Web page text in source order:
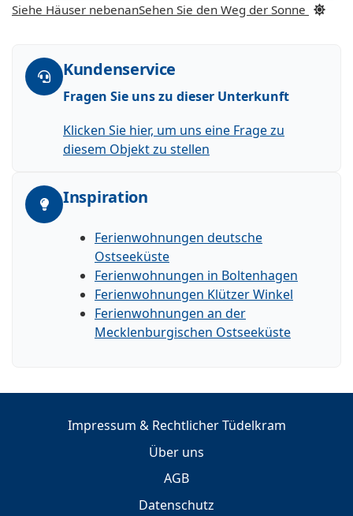
Siehe Häuser nebenanSehen Sie den Weg der Sonne
Kundenservice
Fragen Sie uns zu dieser Unterkunft
Klicken Sie hier, um uns eine Frage zu
diesem Objekt zu stellen
Inspiration
Ferienwohnungen deutsche
Ostseeküste
Ferienwohnungen in Boltenhagen
Ferienwohnungen Klützer Winkel
Ferienwohnungen an der
Mecklenburgischen Ostseeküste
Impressum & Rechtlicher Tüdelkram
Über uns
AGB
Datenschutz